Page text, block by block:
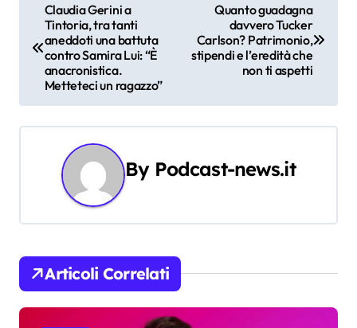
i
g
i
o
n
Claudia Gerini a
Tintoria, tra tanti
aneddoti una battuta
contro Samira Lui: “È
anacronistica.
Metteteci un ragazzo”
Quanto guadagna
davvero Tucker
Carlson? Patrimonio,
stipendi e l’eredità che
non ti aspetti
By Podcast-news.it
Articoli Correlati